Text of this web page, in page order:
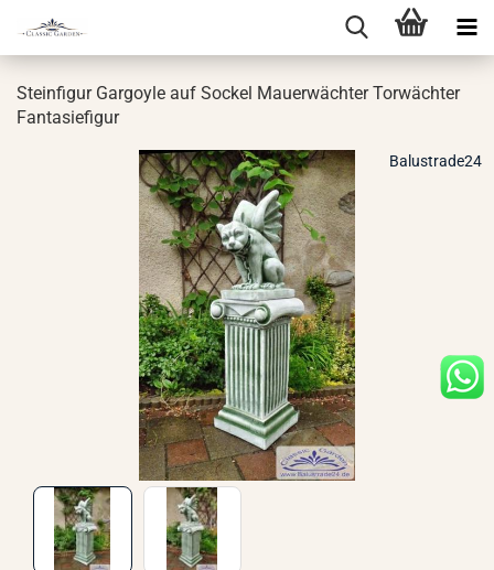
Stein­fi­gur Gar­go­yle auf So­ckel Mau­er­wäch­ter Tor­wäch­ter
Fan­ta­sie­fi­gur
Balustrade24